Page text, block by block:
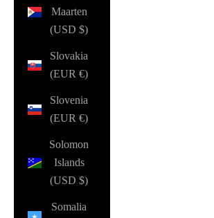
Maarten
(USD $)
Slovakia
(EUR €)
Slovenia
(EUR €)
Solomon
Islands
(USD $)
Somalia